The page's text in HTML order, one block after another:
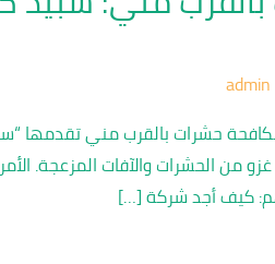
admin
الحشرات والآفات المزعجة.
كيف أجد شركة […]